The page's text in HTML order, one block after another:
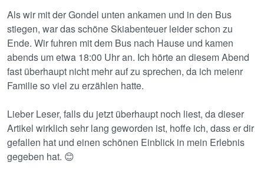
Als wir mit der Gondel unten ankamen und in den Bus
stiegen, war das schöne Skiabenteuer leider schon zu
Ende. Wir fuhren mit dem Bus nach Hause und kamen
abends um etwa 18:00 Uhr an. Ich hörte an diesem Abend
fast überhaupt nicht mehr auf zu sprechen, da ich meienr
Familie so viel zu erzählen hatte.
Lieber Leser, falls du jetzt überhaupt noch liest, da dieser
Artikel wirklich sehr lang geworden ist, hoffe ich, dass er dir
gefallen hat und einen schönen Einblick in mein Erlebnis
gegeben hat. 😊